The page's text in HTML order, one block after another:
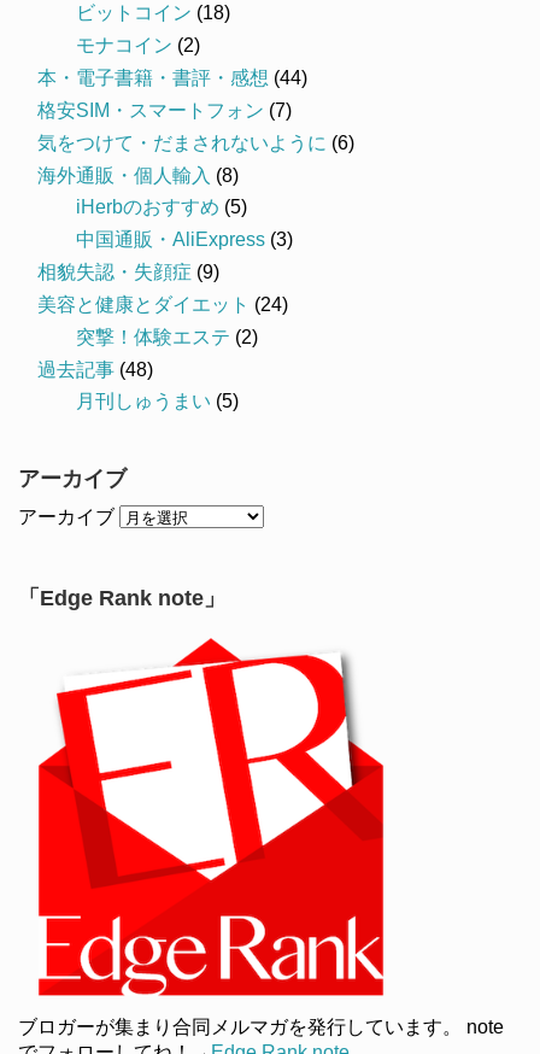
ビットコイン (18)
モナコイン (2)
本・電子書籍・書評・感想 (44)
格安SIM・スマートフォン (7)
気をつけて・だまされないように (6)
海外通販・個人輸入 (8)
iHerbのおすすめ (5)
中国通販・AliExpress (3)
相貌失認・失顔症 (9)
美容と健康とダイエット (24)
突撃！体験エステ (2)
過去記事 (48)
月刊しゅうまい (5)
アーカイブ
アーカイブ
「Edge Rank note」
ブロガーが集まり合同メルマガを発行しています。 note